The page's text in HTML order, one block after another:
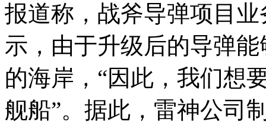
报道称，战斧导弹项目
示，由于升级后的导弹
的海岸，“因此，我们想
舰船”。据此，雷神公司